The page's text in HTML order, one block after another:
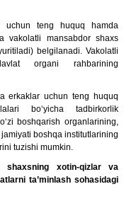
uchun teng huquq hamda
vakolatli mansabdor shaxs
belgilanadi. Vakolatli
organi rahbarining
erkaklar uchun teng huquq
bo‘yicha tadbirkorlik
boshqarish organlarining,
boshqa institutlarining
tuzishi mumkin.
shaxsning xotin-qizlar va
ta’minlash sohasidagi